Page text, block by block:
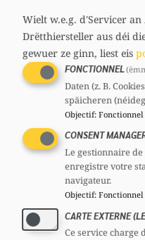
60 ans
Section :
Contact
jpschaaf@chd.lu
Comités
CSVSection :
Mandats
Député
Echevin
Voir le profil
Wielt w.e.g. d'Servicer
Drëtthiersteller aus déi
gewuer ze ginn, liest eis
FONCTIONNEL
Daten (z. B.
späicheren
Objectif: Fonctionnel
CONSENT
Le gestionnaire
enregistre votre
navigateur.
Objectif: Fonctionnel
CARTE EXTERNE
Ce service charge